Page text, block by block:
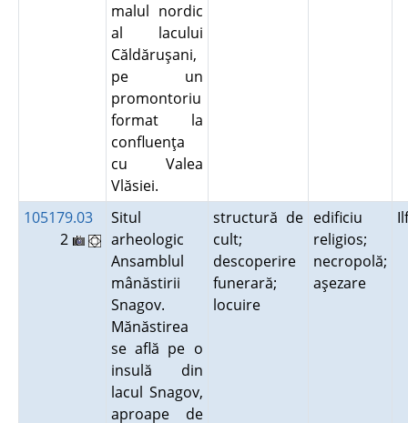
malul nordic
al lacului
Căldăruşani,
pe un
promontoriu
format la
confluenţa
cu Valea
Vlăsiei.
105179.03
2
Situl
arheologic
Ansamblul
mânăstirii
Snagov.
Mănăstirea
se află pe o
insulă din
lacul Snagov,
aproape de
structură de
cult;
descoperire
funerară;
locuire
edificiu
religios;
necropolă;
aşezare